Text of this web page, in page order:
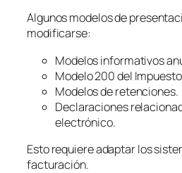
Algunos modelos de
modificarse:
Modelos informativos
Modelo 200 del
Modelos de retenciones.
Declaraciones
electrónico.
Esto requiere adaptar los
facturación.